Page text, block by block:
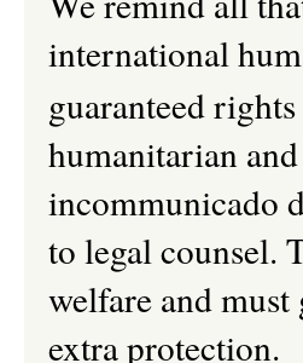
international
guaranteed
humanitarian
incommunicado
to legal counsel.
welfare and
extra protection.